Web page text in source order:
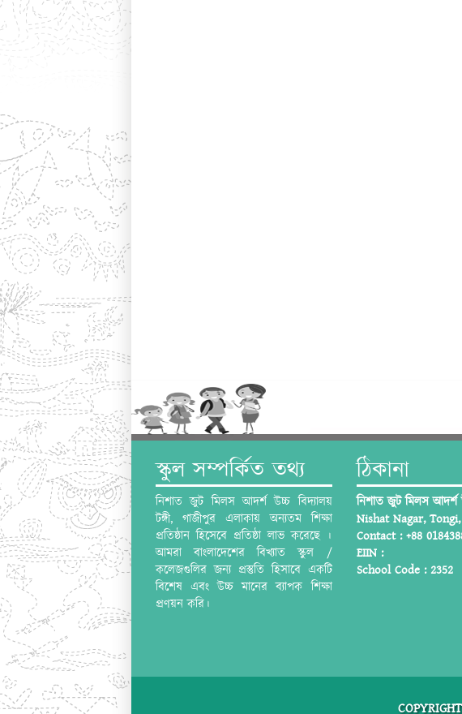
স্কুল সম্পর্কিত তথ্য
নিশাত জুট মিলস আদর্শ উচ্চ বিদ্যালয়
টঙ্গী, গাজীপুর এলাকায় অন্যতম শিক্ষা
প্রতিষ্ঠান হিসেবে প্রতিষ্ঠা লাভ করেছে ।
আমরা বাংলাদেশের বিখ্যাত স্কুল /
কলেজগুলির জন্য প্রস্তুতি হিসাবে একটি
বিশেষ এবং উচ্চ মানের ব্যাপক শিক্ষা
প্রণয়ন করি।
ঠিকানা
নিশাত জুট মিলস আদর্শ
Nishat Nagar,
Contact : +88
EIIN :
School Code :2352